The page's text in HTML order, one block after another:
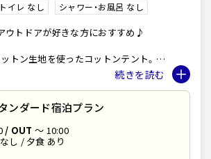
トイレ なし シャワー・お風呂 なし
ウトドアが好きな方におすすめ♪
トン生地を使ったコットンテント。
できるほどの暖房性能です。
揃っています。
(飲み水として利用可)も完備。
ッキで
フを楽しめます。
ンダード宿泊プラン
/ OUT ～ 10:00
し / 夕食 あり